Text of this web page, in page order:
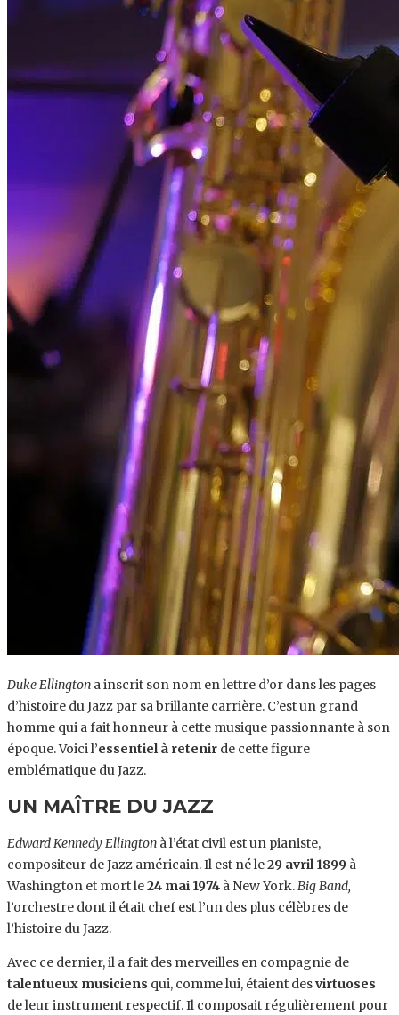
Duke Ellington a inscrit son nom en lettre d’or dans les pages
d’histoire du Jazz par sa brillante carrière. C’est un grand
homme qui a fait honneur à cette musique passionnante à son
époque. Voici l’essentiel à retenir de cette figure
emblématique du Jazz.
UN MAÎTRE DU JAZZ
Edward Kennedy Ellington à l’état civil est un pianiste,
compositeur de Jazz américain. Il est né le29 avril 1899 à
Washington et mort le24 mai 1974 à New York.Big Band,
l’orchestre dont il était chef est l’un des plus célèbres de
l’histoire du Jazz.
Avec ce dernier, il a fait des merveilles en compagnie de
talentueux musiciens qui, comme lui, étaient desvirtuoses
de leur instrument respectif. Il composait régulièrement pour